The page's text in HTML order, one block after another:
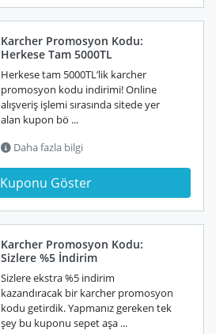
Karcher Promosyon Kodu:
Herkese Tam 5000TL
Herkese tam 5000TL’lik karcher
promosyon kodu indirimi! Online
alışveriş işlemi sırasında sitede yer
alan kupon bö ...
Daha fazla bilgi
Kuponu Göster
Karcher Promosyon Kodu:
Sizlere %5 İndirim
Sizlere ekstra %5 indirim
kazandıracak bir karcher promosyon
kodu getirdik. Yapmanız gereken tek
şey bu kuponu sepet aşa ...